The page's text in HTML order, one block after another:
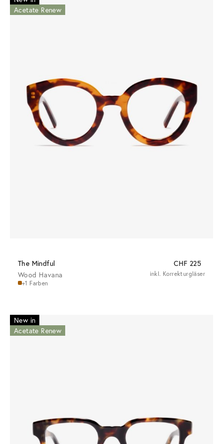
Acetate Renew
The Mindful
CHF 225
Wood Havana
+1 Farben
inkl. Korrekturgläser
New in
Acetate Renew